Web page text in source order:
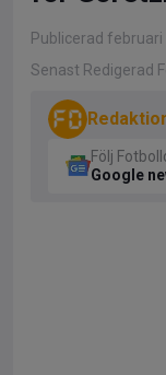
Publicerad februari
Senast Redigerad
Följ
Google